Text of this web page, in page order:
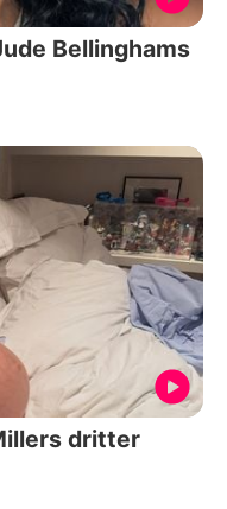
Bellinghams
dritter